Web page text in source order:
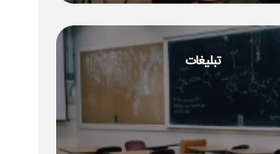
تبلیغات